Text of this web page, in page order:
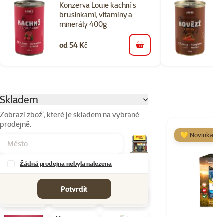
Konzerva Louie kachní s
brusinkami, vitamíny a
minerály 400g
od 54 Kč do košíku
Skladem
Zobrazí zboží, které je skladem na vybrané
prodejně.
Žádná prodejna nebyla nalezena
Potvrdit
💛 Novinka